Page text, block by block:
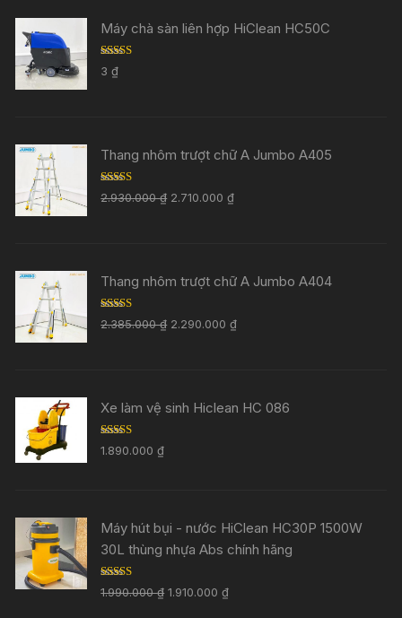
Máy chà sàn liên hợp HiClean HC50C
Rated
out of 5
3₫
Thang nhôm trượt chữ A Jumbo A405
Rated 5.00
out of 5
2.930.000₫ 2.710.000₫
Thang nhôm trượt chữ A Jumbo A404
Rated 5.00
out of 5
2.385.000₫ 2.290.000₫
Xe làm vệ sinh Hiclean HC 086
Rated 5.00
out of 5
1.890.000₫
Máy hút bụi - nước HiClean HC30P 1500W
30L thùng nhựa Abs chính hãng
Rated 5.00
out of 5
1.990.000₫ 1.910.000₫